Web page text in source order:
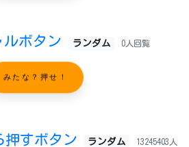
ルボタン ランダム 0人回覧
みたな？押せ！
押すボタン ランダム 13245403人